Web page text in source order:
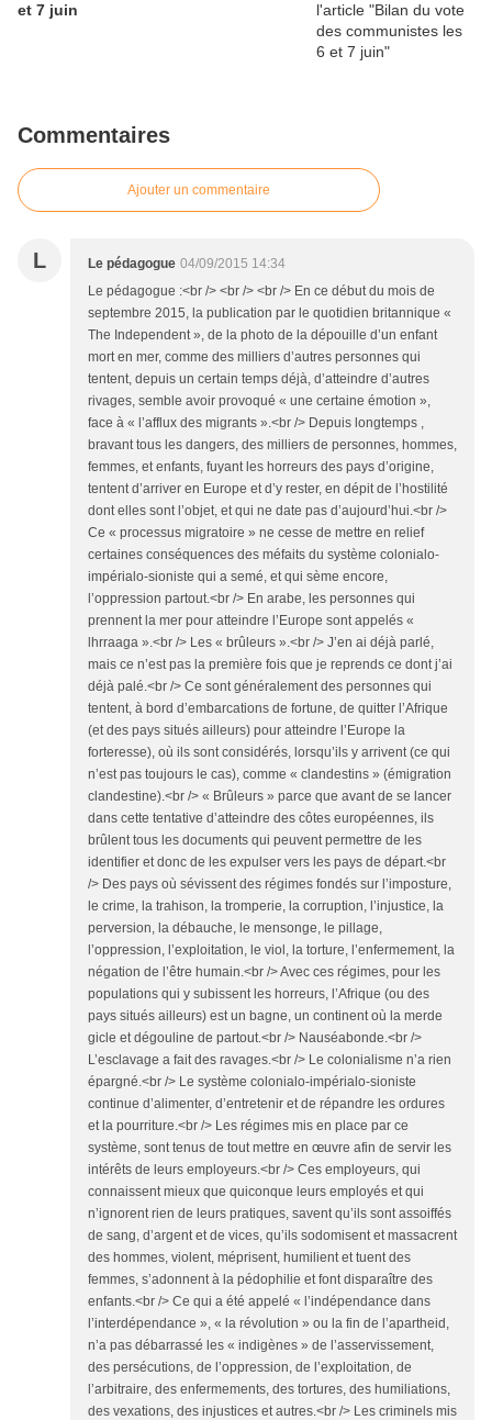
et 7 juin
Commentaires
Ajouter un commentaire
L Le pédagogue 04/09/2015 14:34
Le pédagogue :<br /> <br /> <br /> En ce début du mois de
septembre 2015, la publication par le quotidien britannique «
The Independent », de la photo de la dépouille d’un enfant
mort en mer, comme des milliers d’autres personnes qui
tentent, depuis un certain temps déjà, d’atteindre d’autres
rivages, semble avoir provoqué « une certaine émotion »,
face à « l’afflux des migrants ».<br /> Depuis longtemps ,
bravant tous les dangers, des milliers de personnes, hommes,
femmes, et enfants, fuyant les horreurs des pays d’origine,
tentent d’arriver en Europe et d’y rester, en dépit de l’hostilité
dont elles sont l’objet, et qui ne date pas d’aujourd’hui.<br />
Ce « processus migratoire » ne cesse de mettre en relief
certaines conséquences des méfaits du système colonialo-
impérialo-sioniste qui a semé, et qui sème encore,
l’oppression partout.<br /> En arabe, les personnes qui
prennent la mer pour atteindre l’Europe sont appelés «
lhrraaga ».<br /> Les « brûleurs ».<br /> J’en ai déjà parlé,
mais ce n’est pas la première fois que je reprends ce dont j’ai
déjà palé.<br /> Ce sont généralement des personnes qui
tentent, à bord d’embarcations de fortune, de quitter l’Afrique
(et des pays situés ailleurs) pour atteindre l’Europe la
forteresse), où ils sont considérés, lorsqu’ils y arrivent (ce qui
n’est pas toujours le cas), comme « clandestins » (émigration
clandestine).<br /> « Brûleurs » parce que avant de se lancer
dans cette tentative d’atteindre des côtes européennes, ils
brûlent tous les documents qui peuvent permettre de les
identifier et donc de les expulser vers les pays de départ.<br
/> Des pays où sévissent des régimes fondés sur l’imposture,
le crime, la trahison, la tromperie, la corruption, l’injustice, la
perversion, la débauche, le mensonge, le pillage,
l’oppression, l’exploitation, le viol, la torture, l’enfermement, la
négation de l’être humain.<br /> Avec ces régimes, pour les
populations qui y subissent les horreurs, l’Afrique (ou des
pays situés ailleurs) est un bagne, un continent où la merde
gicle et dégouline de partout.<br /> Nauséabonde.<br />
L’esclavage a fait des ravages.<br /> Le colonialisme n’a rien
épargné.<br /> Le système colonialo-impérialo-sioniste
continue d’alimenter, d’entretenir et de répandre les ordures
et la pourriture.<br /> Les régimes mis en place par ce
système, sont tenus de tout mettre en œuvre afin de servir les
intérêts de leurs employeurs.<br /> Ces employeurs, qui
connaissent mieux que quiconque leurs employés et qui
n’ignorent rien de leurs pratiques, savent qu’ils sont assoiffés
de sang, d’argent et de vices, qu’ils sodomisent et massacrent
des hommes, violent, méprisent, humilient et tuent des
femmes, s’adonnent à la pédophilie et font disparaître des
enfants.<br /> Ce qui a été appelé « l’indépendance dans
l’interdépendance », « la révolution » ou la fin de l’apartheid,
n’a pas débarrassé les « indigènes » de l’asservissement,
des persécutions, de l’oppression, de l’exploitation, de
l’arbitraire, des enfermements, des tortures, des humiliations,
des vexations, des injustices et autres.<br /> Les criminels mis